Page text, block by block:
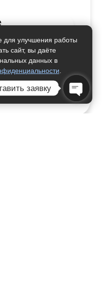
улучшения работы
сайт, вы даёте
данных в
заявку
Open